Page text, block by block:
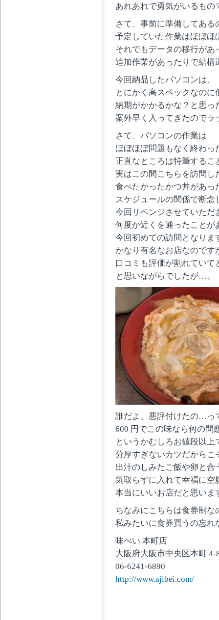
あれあれで勇気がいるもの
さて、事前に準備してあ
予定していた作業はほぼほ
それでもデータの移行があ
追加作業があったりで結構
今回納品したパソコンは、
とにかく高スペックなのに
納期がかかるかな？と思っ
案外早く入ってきたのでラ
さて、パソコンの作業は
ほぼほぼ問題もなく終わっ
正直なところは特筆するこ
実はこの間こちらを訪問し
食べたかったかつ丼があっ
スケジュールの関係で断念
今回リベンジさせていただ
何度か近くを通ったことが
今回初めての訪問となりま
かなり有名なお店なのです
口コミも評価が割れていて
と思いながらでしたが…。
誰だよ、悪評付けたの…っ
600 円でこの味なら何の
というかむしろお値段以上
分厚すぎないカツだからこ
出汁のしみたご飯や卵と合
気取らずに入れて幸福に
本当にいいお店だと思いま
ちなみにこちらは食券制な
私みたいに食券買うの忘
味べい 本町店
大阪府大阪市中央区本町 4-
06-6241-6890
http://www.ajibei.com/